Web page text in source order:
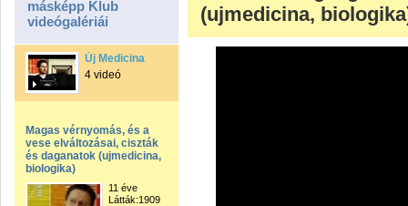
másképp Klub
videógalériái
Új Medicina
4 videó
Magas vérnyomás, és a
vese elváltozásai, ciszták
és daganatok (ujmedicina,
biologika)
11 éve
Látták:1909
(ujmedicina,